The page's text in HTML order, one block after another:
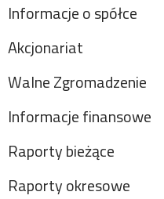
Informacje o spółce
Akcjonariat
Walne Zgromadzenie
Informacje finansowe
Raporty bieżące
Raporty okresowe